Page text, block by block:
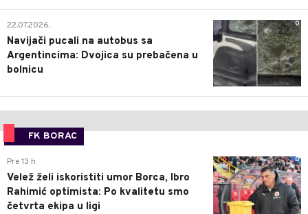
0
22.07.2026.
Navijači pucali na autobus sa
Argentincima: Dvojica su prebačena u
bolnicu
FK BORAC
0
Pre 13 h
Velež želi iskoristiti umor Borca, Ibro
Rahimić optimista: Po kvalitetu smo
četvrta ekipa u ligi